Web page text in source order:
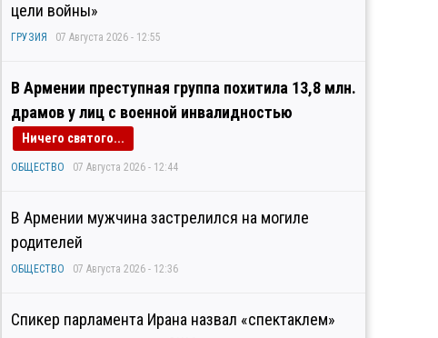
цели войны»
ГРУЗИЯ 07 Августа 2026 - 12:55
В Армении преступная группа похитила 13,8 млн.
драмов у лиц с военной инвалидностью
Ничего святого...
ОБЩЕСТВО 07 Августа 2026 - 12:44
В Армении мужчина застрелился на могиле
родителей
ОБЩЕСТВО 07 Августа 2026 - 12:36
Спикер парламента Ирана назвал «спектаклем»